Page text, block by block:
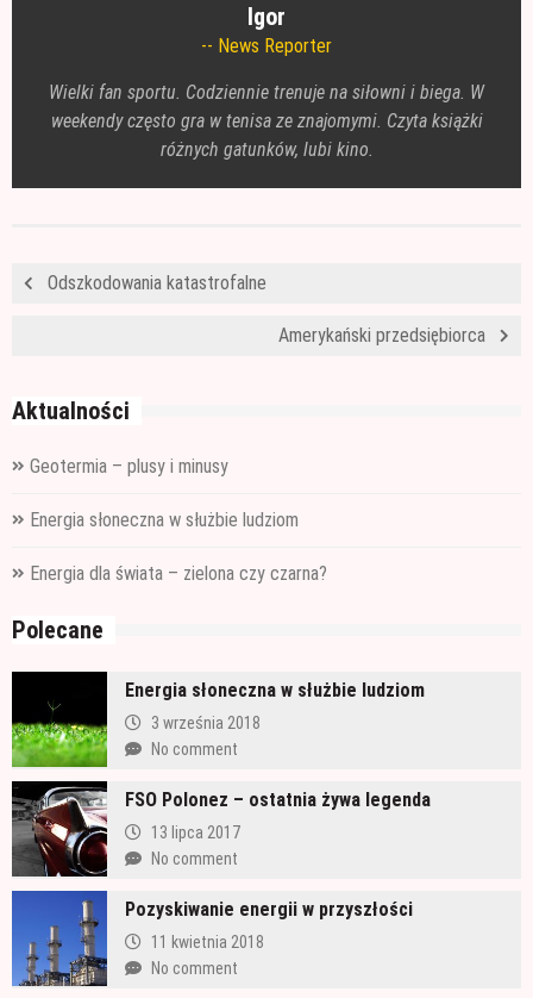
Igor
News Reporter
Wielki fan sportu. Codziennie trenuje na siłowni i biega. W
weekendy często gra w tenisa ze znajomymi. Czyta książki
różnych gatunków, lubi kino.
Odszkodowania katastrofalne
Amerykański przedsiębiorca
Aktualności
Geotermia – plusy i minusy
Energia słoneczna w służbie ludziom
Energia dla świata – zielona czy czarna?
Polecane
Energia słoneczna w służbie ludziom
3 września 2018
No comment
FSO Polonez – ostatnia żywa legenda
13 lipca 2017
No comment
Pozyskiwanie energii w przyszłości
11 kwietnia 2018
No comment